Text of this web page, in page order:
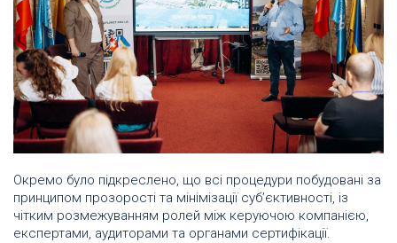
Окремо було підкреслено, що всі процедури побудовані за
принципом прозорості та мінімізації суб’єктивності, із
чітким розмежуванням ролей між керуючою компанією,
експертами, аудиторами та органами сертифікації.